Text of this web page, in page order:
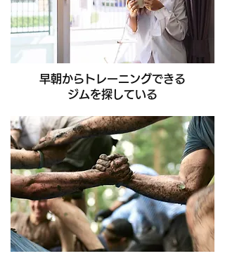
早朝からトレーニングできる
ジムを探している